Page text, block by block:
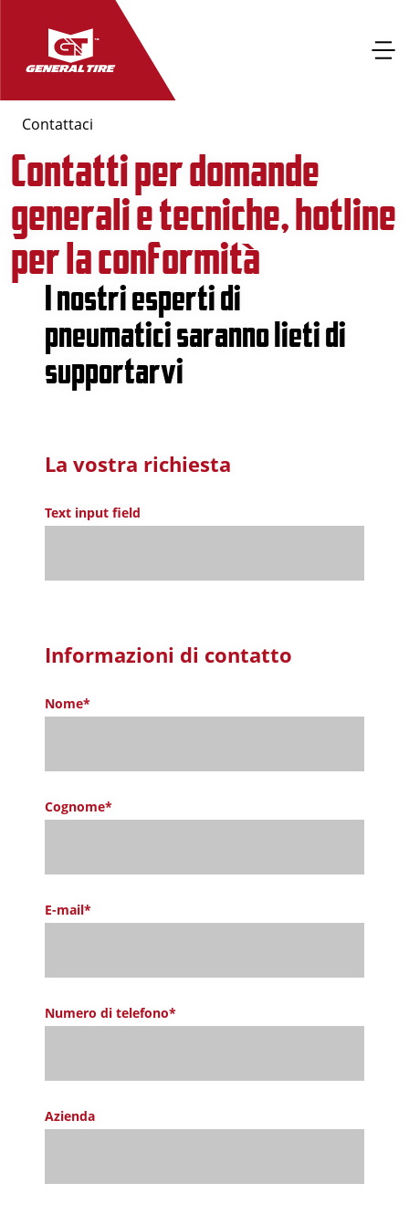
Contattaci
Contatti per domande
generali e tecniche, hotline
per la conformità
I nostri esperti di
pneumatici saranno lieti di
supportarvi
La vostra richiesta
Text input field
Informazioni di contatto
Nome*
Cognome*
E-mail*
Numero di telefono*
Azienda